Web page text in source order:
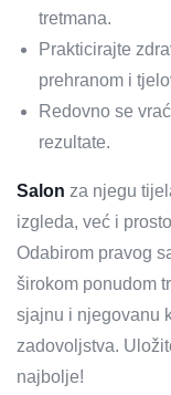
tretmana.
Prakticirajte
prehranom i
Redovno se
rezultate.
Salon za njegu
izgleda, već i
Odabirom pravog
širokom ponudom
sjajnu i njegovanu
zadovoljstva.
najbolje!